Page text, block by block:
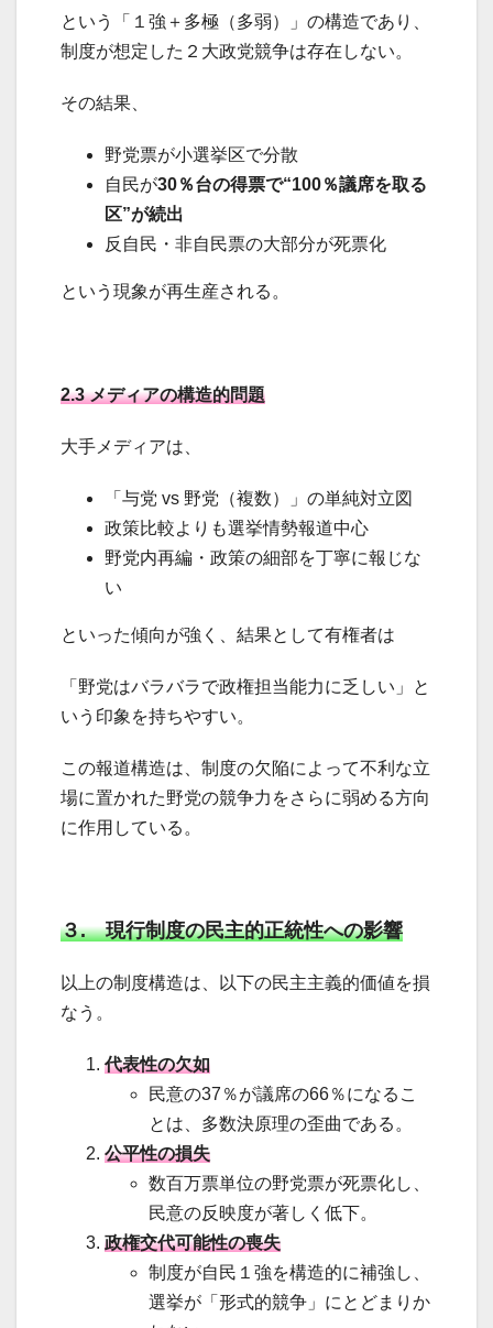
という「１強＋多極（多弱）」の構造であり、
制度が想定した２大政党競争は存在しない。
その結果、
野党票が小選挙区で分散
自民が30％台の得票で“100％議席を取る
区”が続出
反自民・非自民票の大部分が死票化
という現象が再生産される。
2.3 メディアの構造的問題
大手メディアは、
「与党 vs 野党（複数）」の単純対立図
政策比較よりも選挙情勢報道中心
野党内再編・政策の細部を丁寧に報じな
い
といった傾向が強く、結果として有権者は
「野党はバラバラで政権担当能力に乏しい」と
いう印象を持ちやすい。
この報道構造は、制度の欠陥によって不利な立
場に置かれた野党の競争力をさらに弱める方向
に作用している。
３. 現行制度の民主的正統性への影響
以上の制度構造は、以下の民主主義的価値を損
なう。
代表性の欠如
民意の37％が議席の66％になるこ
とは、多数決原理の歪曲である。
公平性の損失
数百万票単位の野党票が死票化し、
民意の反映度が著しく低下。
政権交代可能性の喪失
制度が自民１強を構造的に補強し、
選挙が「形式的競争」にとどまりか